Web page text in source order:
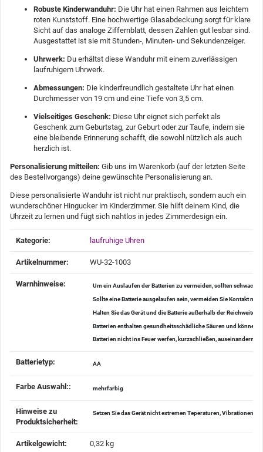
Robuste Kinderwanduhr: Die Uhr hat einen Rahmen aus leichtem
roten Kunststoff. Eine hochwertige Glasabdeckung sorgt für klare
Sicht auf das analoge Ziffernblatt, dessen Zahlen gut lesbar sind.
Ausgestattet ist sie mit Stunden-, Minuten- und Sekundenzeiger.
Uhrwerk: Du erhältst diese Wanduhr mit einem zuverlässigen
laufruhigem Uhrwerk.
Abmessungen: Die kinderfreundlich gestaltete Uhr hat einen
Durchmesser von 19 cm und eine Tiefe von 3,5 cm.
Vielseitiges Geschenk: Diese Uhr eignet sich perfekt als
Geschenk zum Geburtstag, zur Geburt oder zur Taufe, indem sie
eine bleibende Erinnerung schafft, die sowohl nützlich als auch
herzlich ist.
Personalisierung mitteilen: Gib uns im Warenkorb (auf der letzten Seite
des Bestellvorgangs) deine gewünschte Personalisierung an.
Diese personalisierte Wanduhr ist nicht nur praktisch, sondern auch ein
wunderschöner Hingucker im Kinderzimmer. Sie hilft deinem Kind, die
Uhrzeit zu lernen und fügt sich nahtlos in jedes Zimmerdesign ein.
Produkteigenschaft
Wert
Kategorie: laufruhige Uhren
Artikelnummer: WU-32-1003
Warnhinweise‍: Um ein Auslaufen der Batterien zu vermeiden, sollten
Sollte eine Batterie ausgelaufen sein, vermeiden Sie Kontakt
Halten Sie das Gerät und die Batterie außerhalb der Reichweite
Batterien enthalten gesundheitsschädliche Säuren und können
Batterien nicht ins Feuer werfen, kurzschließen,
Batterietyp‍: AA
Farbe Auswahl:‍: mehrfarbig
Hinweise zu
Produktsicherheit‍:
Setzen Sie das Gerät nicht extremen Teperaturen, Vibrationen
Artikelgewicht‍: 0,32 kg